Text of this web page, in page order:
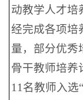
动教学人才培
经完成各项培
量，部分优秀
骨干教师培养
11名教师入选